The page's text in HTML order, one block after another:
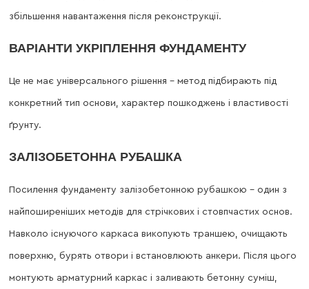
збільшення навантаження після реконструкції.
ВАРІАНТИ УКРІПЛЕННЯ ФУНДАМЕНТУ
Це не має універсального рішення – метод підбирають під
конкретний тип основи, характер пошкоджень і властивості
ґрунту.
ЗАЛІЗОБЕТОННА РУБАШКА
Посилення фундаменту залізобетонною рубашкою – один з
найпоширеніших методів для стрічкових і стовпчастих основ.
Навколо існуючого каркаса викопують траншею, очищають
поверхню, бурять отвори і встановлюють анкери. Після цього
монтують арматурний каркас і заливають бетонну суміш,